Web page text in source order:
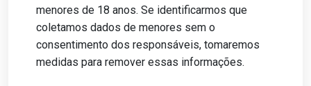
menores de 18 anos. Se identificarmos que
coletamos dados de menores sem o
consentimento dos responsáveis, tomaremos
medidas para remover essas informações.